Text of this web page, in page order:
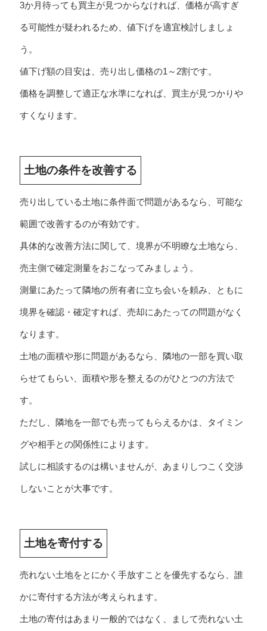
3か月待っても買主が見つからなければ、価格が高すぎ
る可能性が疑われるため、値下げを適宜検討しましょ
う。
値下げ額の目安は、売り出し価格の1～2割です。
価格を調整して適正な水準になれば、買主が見つかりや
すくなります。
土地の条件を改善する
売り出している土地に条件面で問題があるなら、可能な
範囲で改善するのが有効です。
具体的な改善方法に関して、境界が不明瞭な土地なら、
売主側で確定測量をおこなってみましょう。
測量にあたって隣地の所有者に立ち会いを頼み、ともに
境界を確認・確定すれば、売却にあたっての問題がなく
なります。
土地の面積や形に問題があるなら、隣地の一部を買い取
らせてもらい、面積や形を整えるのがひとつの方法で
す。
ただし、隣地を一部でも売ってもらえるかは、タイミン
グや相手との関係性によります。
試しに相談するのは構いませんが、あまりしつこく交渉
しないことが大事です。
土地を寄付する
売れない土地をとにかく手放すことを優先するなら、誰
かに寄付する方法が考えられます。
土地の寄付はあまり一般的ではなく、まして売れない土